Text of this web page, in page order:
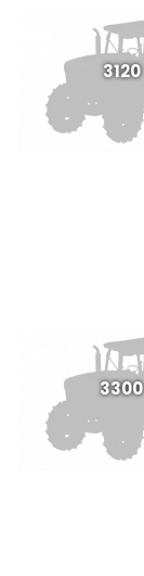
3120
3300